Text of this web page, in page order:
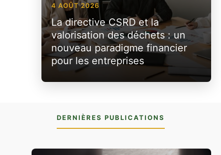
4 AOÛT 2026
La directive CSRD et la
valorisation des déchets : un
nouveau paradigme financier
pour les entreprises
DERNIÈRES PUBLICATIONS